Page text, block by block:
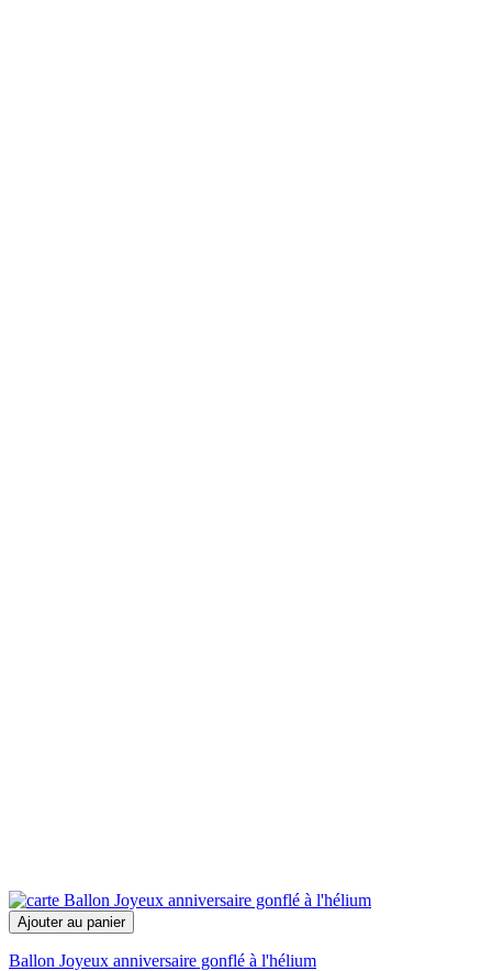
Ajouter au panier
Ballon Joyeux anniversaire gonflé à l'hélium